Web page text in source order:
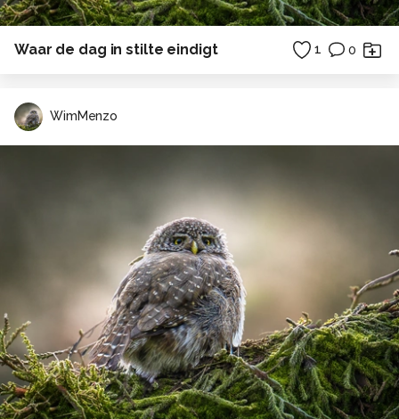
Waar de dag in stilte eindigt 1 0
WimMenzo